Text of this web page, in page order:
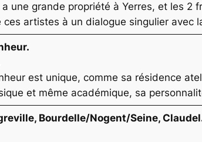
une grande propriété à Yerres, et les 2
ces artistes à un dialogue singulier
est unique, comme sa résidence
et même académique, sa
Bourdelle/Nogent/Seine,